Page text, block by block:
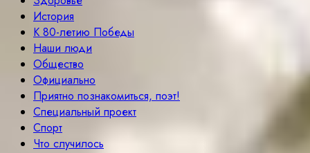
История
К 80-летию Победы
Наши люди
Общество
Официально
Приятно познакомиться, поэт!
Специальный проект
Спорт
Что случилось